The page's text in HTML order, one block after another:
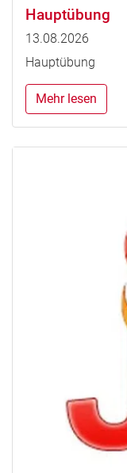
Hauptübung
13.08.2026
Hauptübung
Mehr lesen